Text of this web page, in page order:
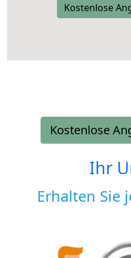
Kostenlose
Kostenlose
Ihr
Erhalten Sie